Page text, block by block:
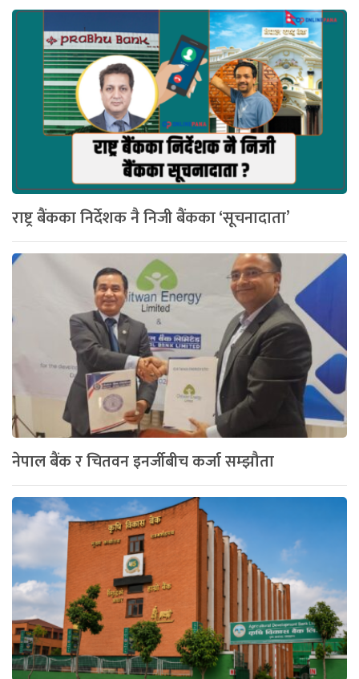
राष्ट्र बैंकका निर्देशक नै निजी बैंकका ‘सूचनादाता’
नेपाल बैंक र चितवन इनर्जीबीच कर्जा सम्झौता